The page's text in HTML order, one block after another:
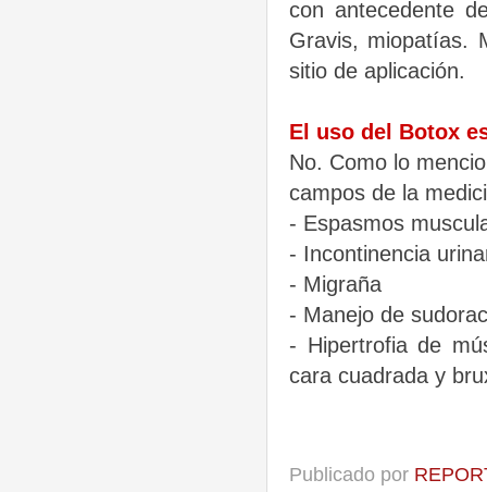
con antecedente
Gravis, miopatías.
sitio de aplicación.
El uso del Botox
No. Como lo
campos de la
- Espasmos
- Incontinencia
- Migraña
- Manejo de
- Hipertrofia de
cara cuadrada y
Publicado por